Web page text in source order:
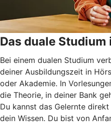
Das duale
Bei einem dualen Studium
deiner Ausbildungszeit in
oder Akademie. In
die Theorie, in deiner Bank
Du kannst das Gelernte
dein Wissen. Du bist von